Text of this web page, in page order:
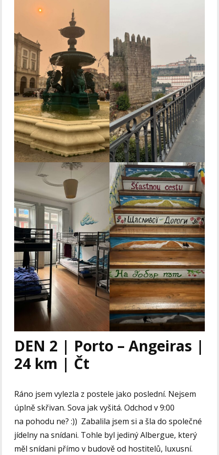
DEN 2 | Porto – Angeiras |
24 km | Čt
Ráno jsem vylezla z postele jako poslední. Nejsem
úplně skřivan. Sova jak vyšitá. Odchod v 9:00
na pohodu ne? :)) Zabalila jsem si a šla do společné
jídelny na snídani. Tohle byl jediný Albergue, který
měl snídani přímo v budově od hostitelů, luxusní.